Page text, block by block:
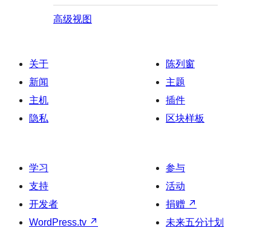
高级视图
关于
新闻
主机
隐私
陈列窗
主题
插件
区块样板
学习
支持
开发者
WordPress.tv ↗
参与
活动
捐赠 ↗
未来五分计划